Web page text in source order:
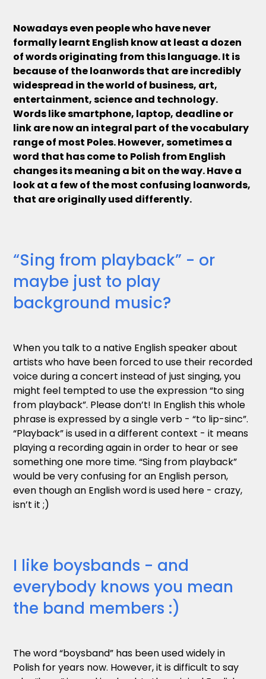
Nowadays even people who have never
formally learnt English know at least a dozen
of words originating from this language. It is
because of the loanwords that are incredibly
widespread in the world of business, art,
entertainment, science and technology.
Words like smartphone, laptop, deadline or
link are now an integral part of the vocabulary
range of most Poles. However, sometimes a
word that has come to Polish from English
changes its meaning a bit on the way. Have a
look at a few of the most confusing loanwords,
that are originally used differently.
“Sing from playback” - or
maybe just to play
background music?
When you talk to a native English speaker about
artists who have been forced to use their recorded
voice during a concert instead of just singing, you
might feel tempted to use the expression “to sing
from playback”. Please don’t! In English this whole
phrase is expressed by a single verb - “to lip-sinc”.
“Playback” is used in a different context - it means
playing a recording again in order to hear or see
something one more time. “Sing from playback”
would be very confusing for an English person,
even though an English word is used here - crazy,
isn’t it ;)
I like boysbands - and
everybody knows you mean
the band members :)
The word “boysband” has been used widely in
Polish for years now. However, it is difficult to say